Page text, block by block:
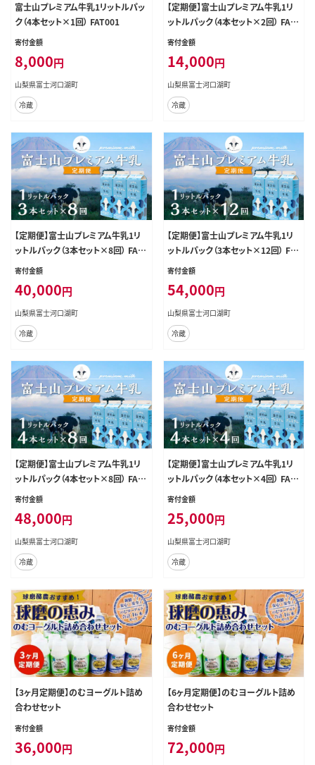
富士山プレミアム牛乳1リットルパッ
ク（4本セット×1回） FAT001
寄付金額
8,000円
山梨県富士河口湖町
冷蔵
【定期便】富士山プレミアム牛乳1リ
ットルパック（4本セット×2回） FAT0
06
寄付金額
14,000円
山梨県富士河口湖町
冷蔵
【定期便】富士山プレミアム牛乳1リ
ットルパック（3本セット×8回） FAT0
04
寄付金額
40,000円
山梨県富士河口湖町
冷蔵
【定期便】富士山プレミアム牛乳1リ
ットルパック（3本セット×12回） FAT
005
寄付金額
54,000円
山梨県富士河口湖町
冷蔵
【定期便】富士山プレミアム牛乳1リ
ットルパック（4本セット×8回） FAT0
08
寄付金額
48,000円
山梨県富士河口湖町
冷蔵
【定期便】富士山プレミアム牛乳1リ
ットルパック（4本セット×4回） FAT0
07
寄付金額
25,000円
山梨県富士河口湖町
冷蔵
【3ヶ月定期便】のむヨーグルト詰め
合わせセット
寄付金額
36,000円
【6ヶ月定期便】のむヨーグルト詰め
合わせセット
寄付金額
72,000円